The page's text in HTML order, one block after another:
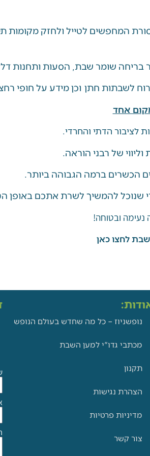
המחפשים לטייל ולחזק מקומות
בריחה שומר שבת, הסעות ותחנות
לשבתות חתן וכן מידע על חופי
אחד
לציבור הדתי והחרדי.
של רבני הוראה.
הכשרים ברמה הגבוהה ביותר.
שנוכל להמשיך לשרת אתכם באופן
נעימה ובטוחה!
לחצו כאן
נופשניוז – כל מה שחדש בעולם הנופש
מכתבי גדו"י למען השבת
תקנון
הצהרת נגישות
מדיניות פרטיות
צור קשר